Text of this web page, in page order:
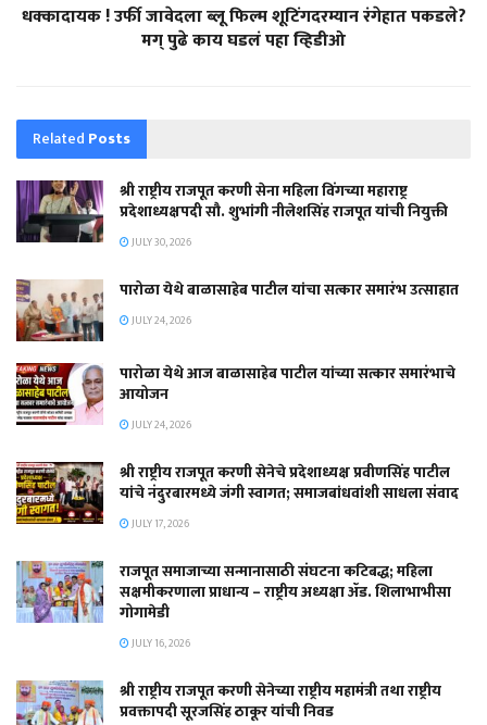
धक्कादायक ! उर्फी जावेदला ब्लू फिल्म शूटिंगदरम्यान रंगेहात पकडले?
मग् पुढे काय घडलं पहा व्हिडीओ
Related Posts
श्री राष्ट्रीय राजपूत करणी सेना महिला विंगच्या महाराष्ट्र
प्रदेशाध्यक्षपदी सौ. शुभांगी नीलेशसिंह राजपूत यांची नियुक्ती
JULY 30, 2026
पारोळा येथे बाळासाहेब पाटील यांचा सत्कार समारंभ उत्साहात
JULY 24, 2026
पारोळा येथे आज बाळासाहेब पाटील यांच्या सत्कार समारंभाचे
आयोजन
JULY 24, 2026
श्री राष्ट्रीय राजपूत करणी सेनेचे प्रदेशाध्यक्ष प्रवीणसिंह पाटील
यांचे नंदुरबारमध्ये जंगी स्वागत; समाजबांधवांशी साधला संवाद
JULY 17, 2026
राजपूत समाजाच्या सन्मानासाठी संघटना कटिबद्ध; महिला
सक्षमीकरणाला प्राधान्य – राष्ट्रीय अध्यक्षा ॲड. शिलाभाभीसा
गोगामेडी
JULY 16, 2026
श्री राष्ट्रीय राजपूत करणी सेनेच्या राष्ट्रीय महामंत्री तथा राष्ट्रीय
प्रवक्तापदी सूरजसिंह ठाकूर यांची निवड